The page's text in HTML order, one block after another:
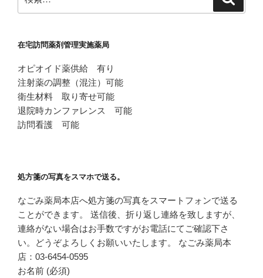
索:
在宅訪問薬剤管理実施薬局
オピオイド薬供給 有り
注射薬の調整（混注）可能
衛生材料 取り寄せ可能
退院時カンファレンス 可能
訪問看護 可能
処方箋の写真をスマホで送る。
なごみ薬局本店へ処方箋の写真をスマートフォンで送る
ことができます。 送信後、折り返し連絡を致しますが、
連絡がない場合はお手数ですがお電話にてご確認下さ
い。どうぞよろしくお願いいたします。 なごみ薬局本
店：03-6454-0595
お名前 (必須)